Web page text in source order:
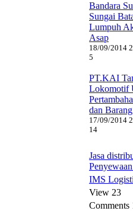
Bandara
Sungai
Lumpuh
Asap
18/09/2014
5
PT.KAI
Lokomotif
dan
17/09/2014
14
Jasa
IMS
View 23
Comments